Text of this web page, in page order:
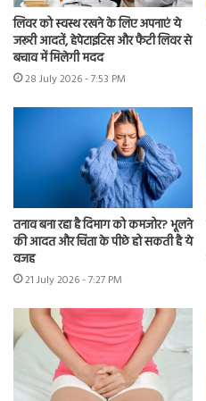
लिवर को स्वस्थ रखने के लिए अपनाएं ये
जरूरी आदतें, हेपेटाइटिस और फैटी लिवर से
बचाव में मिलेगी मदद
28 July 2026 - 7:53 PM
तनाव बना रहा है दिमाग को कमजोर? भूलने
की आदत और चिंता के पीछे हो सकती है ये
वजह
21 July 2026 - 7:27 PM